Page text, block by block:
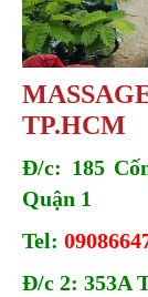
TP.HCM
Đ/c: 185
Quận 1
Tel:
Đ/c 2: 353A